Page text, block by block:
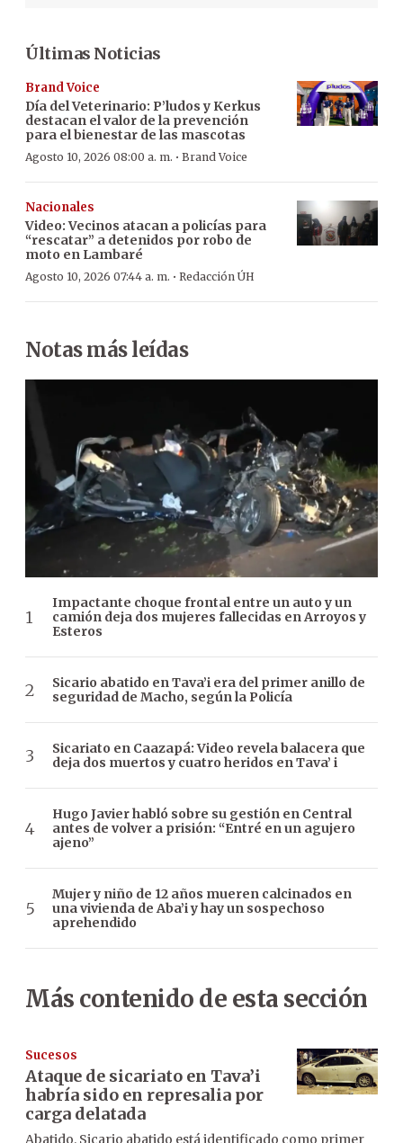
Últimas Noticias
Brand Voice
Día del Veterinario: P’ludos y Kerkus
destacan el valor de la prevención
para el bienestar de las mascotas
Agosto 10, 2026 08:00 a. m. · Brand Voice
Nacionales
Video: Vecinos atacan a policías para
“rescatar” a detenidos por robo de
moto en Lambaré
Agosto 10, 2026 07:44 a. m. · Redacción ÚH
Notas más leídas
Impactante choque frontal entre un auto y un
camión deja dos mujeres fallecidas en Arroyos y
Esteros
Sicario abatido en Tava’i era del primer anillo de
seguridad de Macho, según la Policía
Sicariato en Caazapá: Video revela balacera que
deja dos muertos y cuatro heridos en Tava’ i
Hugo Javier habló sobre su gestión en Central
antes de volver a prisión: “Entré en un agujero
ajeno”
Mujer y niño de 12 años mueren calcinados en
una vivienda de Aba’i y hay un sospechoso
aprehendido
Más contenido de esta sección
Sucesos
Ataque de sicariato en Tava’i
habría sido en represalia por
carga delatada
Abatido. Sicario abatido está identificado como primer